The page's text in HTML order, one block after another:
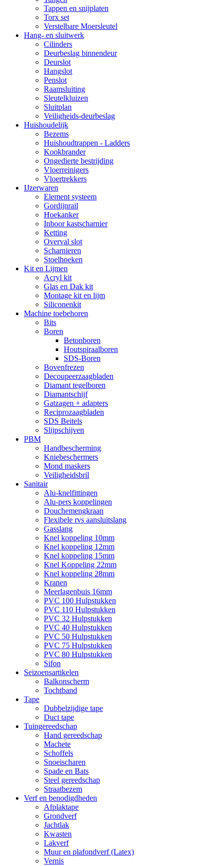
Tappen en snijplaten
Torx set
Verstelbare Moersleutel
Hang- en sluitwerk
Cilinders
Deurbeslag binnendeur
Deurslot
Hangslot
Penslot
Raamsluiting
Sleutelkluizen
Sluitplan
Veiligheids-deurbeslag
Huishoudelijk
Bezems
Huishoudtrappen - Ladders
Kookbrander
Ongedierte bestrijding
Vloerreinigers
Vloertrekkers
IJzerwaren
Element systeem
Gordijnrail
Hoekanker
Inboor kastscharnier
Ketting
Overval slot
Scharnieren
Stoelhoeken
Kit en Lijmen
Acryl kit
Glas en Dak kit
Montage kit en lijm
Siliconenkit
Machine toebehoren
Bits
Boren
Betonboren
Houtspiraalboren
SDS-Boren
Bovenfrezen
Decoupeerzaagbladen
Diamant tegelboren
Diamantschijf
Gatzagen + adapters
Reciprozaagbladen
SDS Beitels
Slijpschijven
PBM
Handbescherming
Kniebeschermers
Mond maskers
Veiligheidsbril
Sanitair
Alu-knelfittingen
Alu-pers koppelingen
Douchemengkraan
Flexibele rvs aansluitslang
Gasslang
Knel koppeling 10mm
Knel koppeling 12mm
Knel koppeling 15mm
Knel Koppeling 22mm
Knel koppeling 28mm
Kranen
Meerlagenbuis 16mm
PVC 100 Hulpstukken
PVC 110 Hulpstukken
PVC 32 Hulpstukken
PVC 40 Hulpstukken
PVC 50 Hulpstukken
PVC 75 Hulpstukken
PVC 80 Hulpstukken
Sifon
Seizoensartikelen
Balkonscherm
Tochtband
Tape
Dubbelzijdige tape
Duct tape
Tuingereedschap
Hand gereedschap
Machete
Schoffels
Snoeischaren
Spade en Bats
Steel gereedschap
Straatbezem
Verf en benodigdheden
Afplaktape
Grondverf
Jachtlak
Kwasten
Lakverf
Muur en plafondverf (Latex)
Vernis